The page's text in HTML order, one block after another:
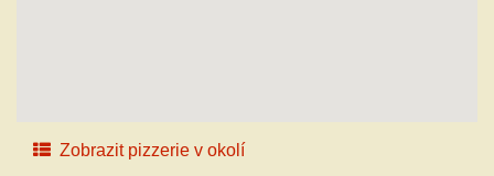
Zobrazit pizzerie v okolí